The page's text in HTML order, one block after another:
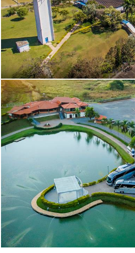
2205
744